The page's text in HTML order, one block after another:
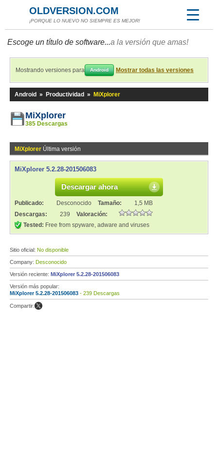
OLDVERSION.COM
¡PORQUE LO NUEVO NO SIEMPRE ES MEJOR!
Escoge un título de software...a la versión que amas!
Mostrando versiones para Android Mostrar todas las versiones
Android » Productividad » MiXplorer
MiXplorer
385 Descargas
MiXplorer Última versión
MiXplorer 5.2.28-201506083
Descargar ahora
Publicado: Desconocido Tamaño:
1,5 MB
Descargas:
239
Valoración:
Tested: Free from spyware, adware and viruses
Sitio oficial: No disponible
Company: Desconocido
Versión reciente: MiXplorer 5.2.28-201506083
Versión más popular:
MiXplorer 5.2.28-201506083 - 239 Descargas
Compartir: